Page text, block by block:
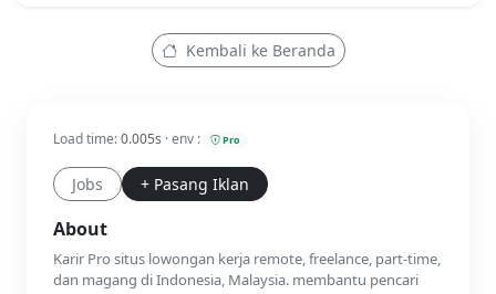
Kembali ke Beranda
Load time:0.005s · env : Pro
Jobs + Pasang Iklan
About
Karir Pro situs lowongan kerja remote, freelance, part-time,
dan magang di Indonesia, Malaysia. membantu pencari